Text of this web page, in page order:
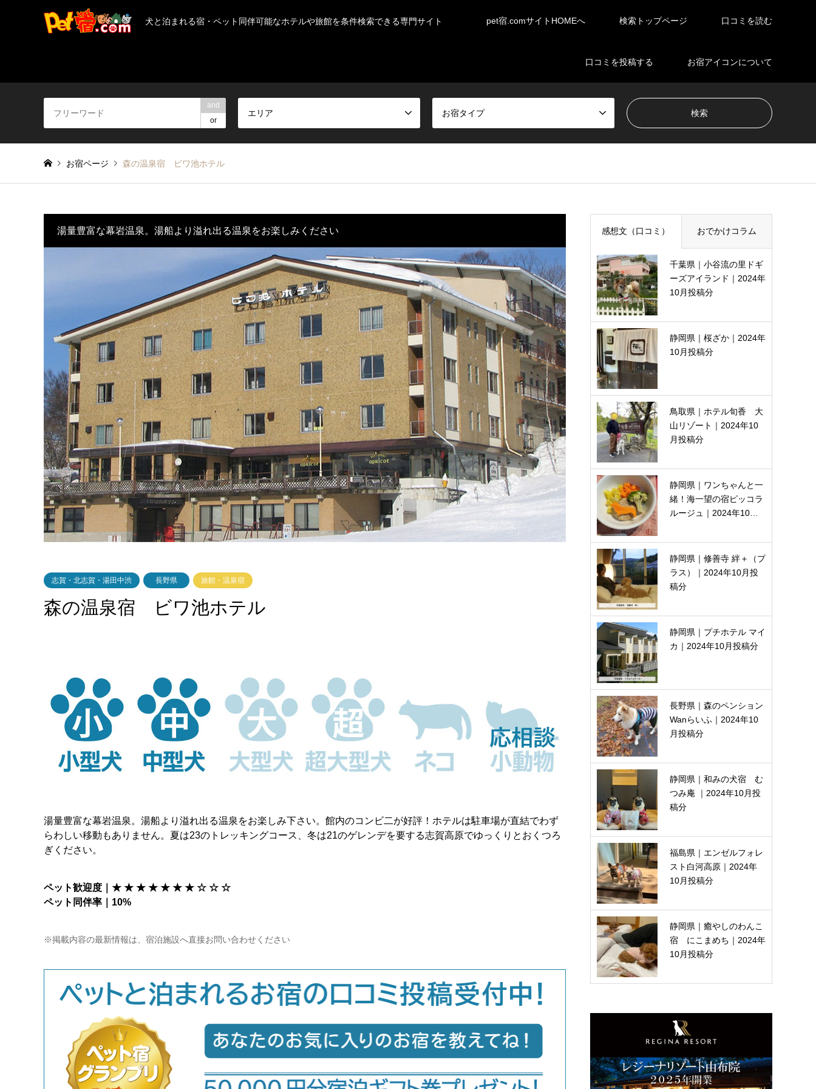
犬と泊まれる宿・ペット同伴可能なホテルや旅館を条件検索できる専門サイト pet宿.comサイトHOMEへ 検索トップページ 口コミを読む
口コミを投稿する お宿アイコンについて
and
or
エリア お宿タイプ
お宿ページ 森の温泉宿 ビワ池ホテル
湯量豊富な幕岩温泉。湯船より溢れ出る温泉をお楽しみください
志賀・北志賀・湯田中渋 長野県 旅館・温泉宿
森の温泉宿 ビワ池ホテル
湯量豊富な幕岩温泉。湯船より溢れ出る温泉をお楽しみ下さい。館内のコンビ二が好評！ホテルは駐車場が直結でわず
らわしい移動もありません。夏は23のトレッキングコース、冬は21のゲレンデを要する志賀高原でゆっくりとおくつろ
ぎください。
ペット歓迎度｜★ ★ ★ ★ ★ ★ ★ ☆ ☆ ☆
ペット同伴率｜10%
※掲載内容の最新情報は、宿泊施設へ直接お問い合わせください
感想文（口コミ） おでかけコラム
千葉県｜小谷流の里ドギ
ーズアイランド｜2024年
10月投稿分
静岡県｜桜ざか｜2024年
10月投稿分
鳥取県｜ホテル旬香 大
山リゾート｜2024年10
月投稿分
静岡県｜ワンちゃんと一
緒！海一望の宿ピッコラ
ルージュ｜2024年10…
静岡県｜修善寺 絆＋（プ
ラス）｜2024年10月投
稿分
静岡県｜プチホテル マイ
カ｜2024年10月投稿分
長野県｜森のペンション
Wanらいふ｜2024年10
月投稿分
静岡県｜和みの犬宿 む
つみ庵 ｜2024年10月投
稿分
福島県｜エンゼルフォレ
スト白河高原｜2024年
10月投稿分
静岡県｜癒やしのわんこ
宿 にこまめち｜2024年
10月投稿分